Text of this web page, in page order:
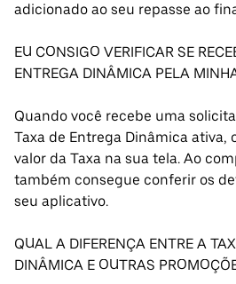
adicionado ao seu repasse ao
EU CONSIGO VERIFICAR SE
ENTREGA DINÂMICA PELA
Quando você recebe uma
Taxa de Entrega Dinâmica ativa,
valor da Taxa na sua tela. Ao
também consegue conferir os
seu aplicativo.
QUAL A DIFERENÇA ENTRE A
DINÂMICA E OUTRAS